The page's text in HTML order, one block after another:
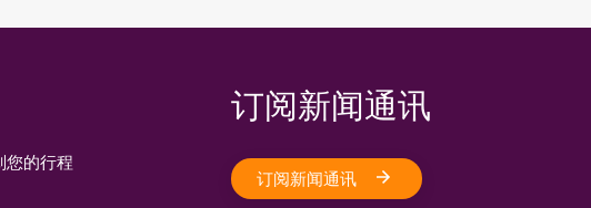
您的行程
订阅新闻通讯
订阅新闻通讯